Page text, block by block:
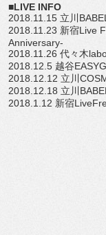
■LIVE INFO
2018.11.15 立川BABEL
2018.11.23 新宿Live
Anniversary-
2018.11.26 代々木
2018.12.5 越谷
2018.12.12 立川
2018.12.18 立川BABEL
2018.1.12 新宿